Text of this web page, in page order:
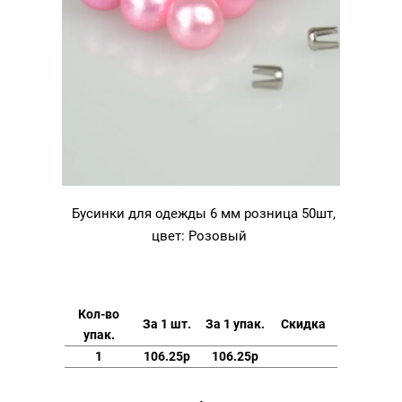
Бусинки для одежды 6 мм розница 50шт,
цвет: Розовый
Кол-во
упак.
За 1 шт. За 1 упак. Скидка
1 106.25р 106.25р